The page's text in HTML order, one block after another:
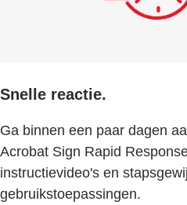
Snelle reactie.
Ga binnen een paar dagen
Acrobat Sign Rapid
instructievideo's en
gebruikstoepassingen.